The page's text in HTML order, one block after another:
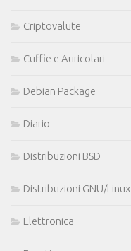
Criptovalute
Cuffie e Auricolari
Debian Package
Diario
Distribuzioni BSD
Distribuzioni GNU/Linux
Elettronica